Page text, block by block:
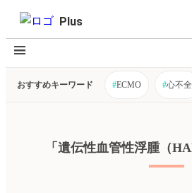
Plus
おすすめキーワード #ECMO #心不全
「遺伝性血管性浮腫（